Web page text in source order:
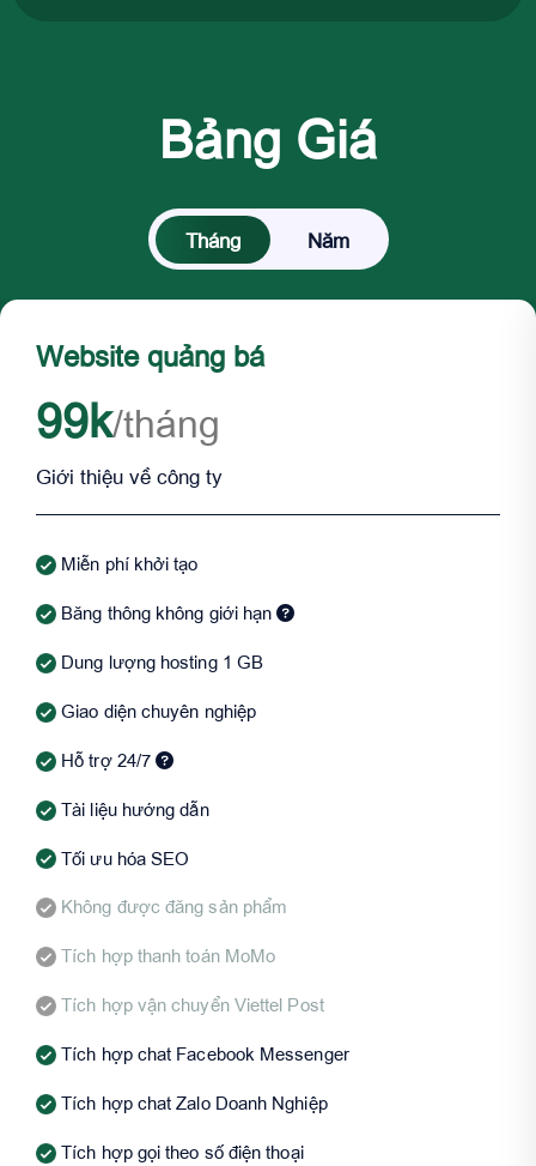
Bảng Giá
Tháng Năm
Website quảng bá
99k/tháng
Giới thiệu về công ty
Miễn phí khởi tạo
Băng thông không giới hạn
Dung lượng hosting 1 GB
Giao diện chuyên nghiệp
Hỗ trợ 24/7
Tài liệu hướng dẫn
Tối ưu hóa SEO
Không được đăng sản phẩm
Tích hợp thanh toán MoMo
Tích hợp vận chuyển Viettel Post
Tích hợp chat Facebook Messenger
Tích hợp chat Zalo Doanh Nghiệp
Tích hợp gọi theo số điện thoại